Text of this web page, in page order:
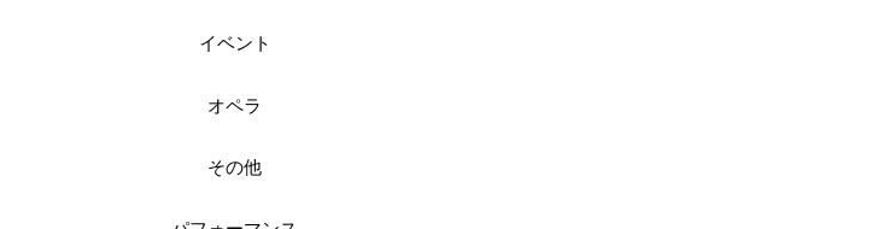
イベント
オペラ
その他